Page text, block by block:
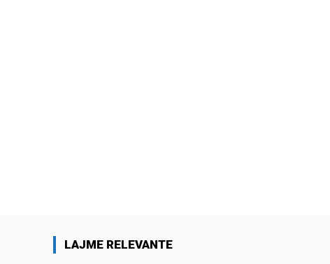
LAJME RELEVANTE